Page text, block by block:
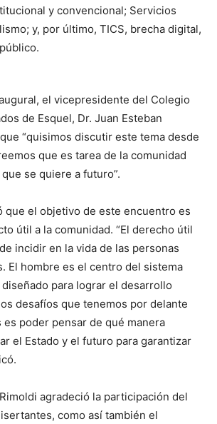
y convencional; Servicios
y, por último, TICS, brecha digital,
el vicepresidente del Colegio
de Esquel, Dr. Juan Esteban
“quisimos discutir este tema desde
que es tarea de la comunidad
se quiere a futuro”.
que el objetivo de este encuentro es
útil a la comunidad. “El derecho útil
incidir en la vida de las personas
El hombre es el centro del sistema
para lograr el desarrollo
desafíos que tenemos por delante
es poder pensar de qué manera
el Estado y el futuro para garantizar
agradeció la participación del
como así también el